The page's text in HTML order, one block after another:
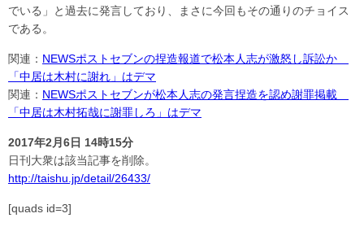
でいる」と過去に発言しており、まさに今回もその通りのチョイス
である。
関連： NEWSポストセブンの捏造報道で松本人志が激怒し訴訟か
「中居は木村に謝れ」はデマ
関連： NEWSポストセブンが松本人志の発言捏造を認め謝罪掲載
「中居は木村拓哉に謝罪しろ」はデマ
2017年2月6日 14時15分
日刊大衆は該当記事を削除。
http://taishu.jp/detail/26433/
[quads id=3]